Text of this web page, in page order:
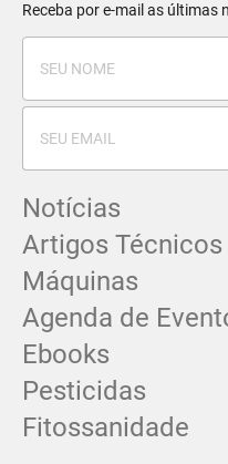
Receba por e-mail as últimas
Notícias
Artigos Técnicos
Máquinas
Agenda de
Ebooks
Pesticidas
Fitossanidade